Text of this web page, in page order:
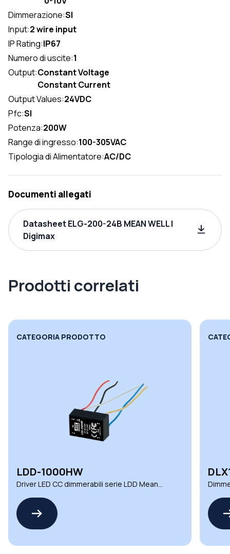
Dimmerazione:SI
Input:2 wire input
IP Rating:IP67
Numero di uscite:1
Output:Constant Voltage
Constant Current
Output Values:24VDC
Pfc:SI
Potenza:200W
Range di ingresso:100-305VAC
Tipologia di Alimentatore:AC/DC
Documenti allegati
Datasheet ELG-200-24B MEAN WELL |
Digimax
Prodotti correlati
CATEGORIA PRODOTTO
LDD-1000HW
Driver LED CC dimmerabili serie LDD Mean